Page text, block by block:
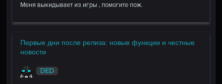
Меня выкидывает из игры , помогите пож.
Первые дни после релиза: новые функции и честные
новости
DED